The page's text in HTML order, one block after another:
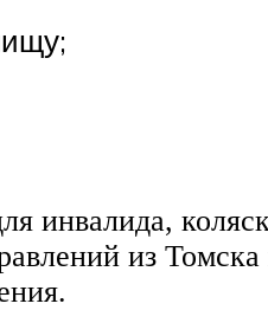
инвалида,
из